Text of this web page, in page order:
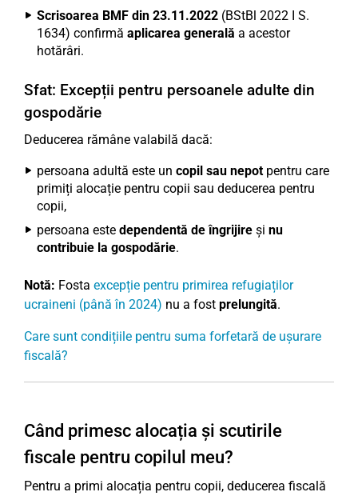
Scrisoarea BMF din 23.11.2022 (BStBl 2022 I S.
1634) confirmă aplicarea generală a acestor
hotărâri.
Sfat: Excepții pentru persoanele adulte din
gospodărie
Deducerea rămâne valabilă dacă:
persoana adultă este un copil sau nepotpentru care
primiți alocație pentru copii sau deducerea pentru
copii,
persoana este dependentă de îngrijire și nu
contribuie la gospodărie.
Notă: Fosta excepție pentru primirea refugiaților
ucraineni (până în 2024) nu a fost prelungită.
Care sunt condițiile pentru suma forfetară de ușurare
fiscală?
Când primesc alocația și scutirile
fiscale pentru copilul meu?
Pentru a primi alocația pentru copii, deducerea fiscală